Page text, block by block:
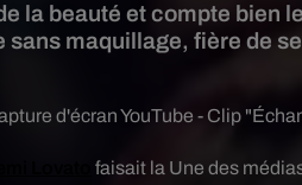
la beauté et compte bien
maquillage, fière de
d'écran YouTube - Clip
faisait la Une des